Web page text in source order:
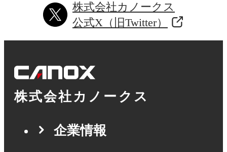
株式会社カノークス
公式X（旧Twitter）
株式会社カノークス
企業情報